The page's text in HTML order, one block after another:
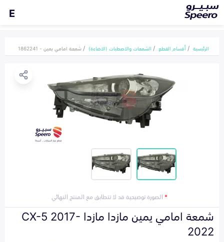
E
الرئيسية أقسام القطع الشمعات والاصطبات (الاضاءة) شمعة امامي يمين - 1862241
*الصورة توضيحية قد لا تتطابق مع المنتج النهائي
شمعة امامي يمين مازدا مازدا CX-5 2017-
2022